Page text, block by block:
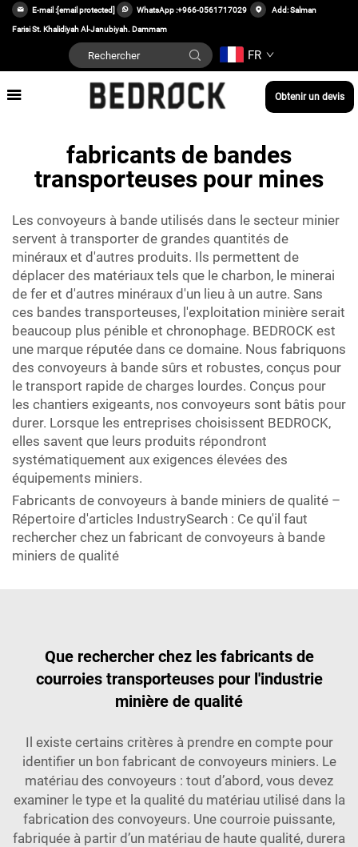
E-mail :[email protected] WhatsApp :+966-0561717029 Add: Salman
Farisi St. Khalidiyah Al-Janubiyah. Dammam
FR
Obtenir un devis
fabricants de bandes
transporteuses pour mines
Les convoyeurs à bande utilisés dans le secteur minier
servent à transporter de grandes quantités de
minéraux et d'autres produits. Ils permettent de
déplacer des matériaux tels que le charbon, le minerai
de fer et d'autres minéraux d'un lieu à un autre. Sans
ces bandes transporteuses, l'exploitation minière serait
beaucoup plus pénible et chronophage. BEDROCK est
une marque réputée dans ce domaine. Nous fabriquons
des convoyeurs à bande sûrs et robustes, conçus pour
le transport rapide de charges lourdes. Conçus pour
les chantiers exigeants, nos convoyeurs sont bâtis pour
durer. Lorsque les entreprises choisissent BEDROCK,
elles savent que leurs produits répondront
systématiquement aux exigences élevées des
équipements miniers.
Fabricants de convoyeurs à bande miniers de qualité –
Répertoire d'articles IndustrySearch : Ce qu'il faut
rechercher chez un fabricant de convoyeurs à bande
miniers de qualité
Que rechercher chez les fabricants de
courroies transporteuses pour l'industrie
minière de qualité
Il existe certains critères à prendre en compte pour
identifier un bon fabricant de convoyeurs miniers. Le
matériau des convoyeurs : tout d’abord, vous devez
examiner le type et la qualité du matériau utilisé dans la
fabrication des convoyeurs. Une courroie puissante,
fabriquée à partir d’un matériau de haute qualité, durera